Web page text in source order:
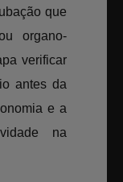
que
organo-
verificar
antes da
e a
na